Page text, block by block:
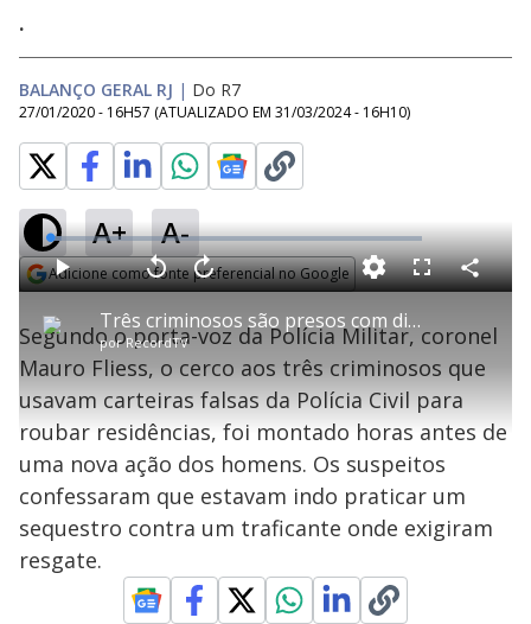
.
BALANÇO GERAL RJ | Do R7
27/01/2020 - 16H57 (ATUALIZADO EM 31/03/2024 - 16H10)
A+ A-
Adicione como fonte preferencial no Google
P
l
a
y
Três criminosos são presos com distintivos falsos da Polícia Civil
porRecordTV
P V
t
a
r
0
e
g
n
d
s
A
n
ç
a
1
s
e
u
n
o
s
L
o
a
d
e
:
3
.
0
4
%
F
s
c
e
n
C
o
a
r
i
l
Segundo o porta-voz da Polícia Militar, coronel
Mauro Fliess, o cerco aos três criminosos que
usavam carteiras falsas da Polícia Civil para
roubar residências, foi montado horas antes de
uma nova ação dos homens. Os suspeitos
confessaram que estavam indo praticar um
sequestro contra um traficante onde exigiram
resgate.